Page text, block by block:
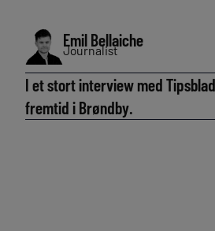
Emil Bellaiche
Journalist
I et stort interview med
fremtid i Brøndby.